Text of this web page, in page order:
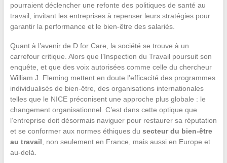
pourraient déclencher une refonte des politiques de santé au
travail, invitant les entreprises à repenser leurs stratégies pour
garantir la performance et le bien-être des salariés.
Quant à l’avenir de D for Care, la société se trouve à un
carrefour critique. Alors que l’Inspection du Travail poursuit son
enquête, et que des voix autorisées comme celle du chercheur
William J. Fleming mettent en doute l’efficacité des programmes
individualisés de bien-être, des organisations internationales
telles que le NICE préconisent une approche plus globale : le
changement organisationnel. C’est dans cette optique que
l’entreprise doit désormais naviguer pour restaurer sa réputation
et se conformer aux normes éthiques du secteur du bien-être
au travail , non seulement en France, mais aussi en Europe et
au-delà.